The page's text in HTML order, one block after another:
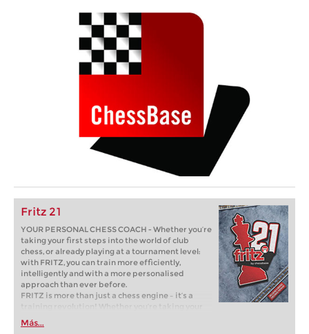
Fritz 21
YOUR PERSONAL CHESS COACH - Whether you’re
taking your first steps into the world of club
chess, or already playing at a tournament level:
with FRITZ, you can train more efficiently,
intelligently and with a more personalised
approach than ever before.
FRITZ is more than just a chess engine – it’s a
training revolution! Whether you’re taking your
first steps into the world of club chess, or already
playing at a tournament level: with FRITZ, you can
Más...